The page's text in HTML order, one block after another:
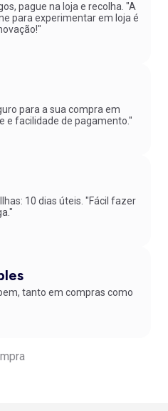
pague na loja e recolha. "A
para experimentar em loja é
para a sua compra em
e facilidade de pagamento."
dias úteis. "Fácil fazer
tanto em compras como